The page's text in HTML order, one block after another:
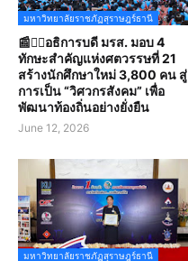
มหาวิทยาลัยราชภัฏสุราษฎร์ธานี
📰✍🏻อธิการบดี มรส. มอบ 4
ทักษะสำคัญแห่งศตวรรษที่ 21
สร้างนักศึกษาใหม่ 3,800 คน สู่
การเป็น “วิศวกรสังคม” เพื่อ
พัฒนาท้องถิ่นอย่างยั่งยืน
June 12, 2026
มหาวิทยาลัยราชภัฏสุราษฎร์ธานี